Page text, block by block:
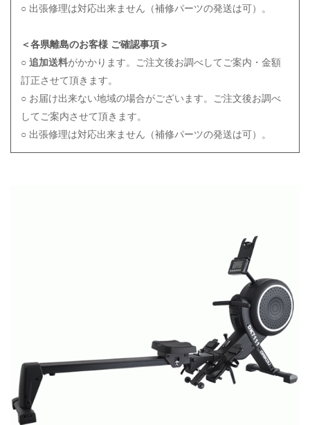
○ 出張修理は対応出来ません（補修パーツの発送は可）。
＜各県離島のお客様 ご確認事項＞
○ 追加送料がかかります。ご注文後お調べしてご案内・金額
訂正させて頂きます。
○ お届け出来ない地域の場合がございます。ご注文後お調べ
してご案内させて頂きます。
○ 出張修理は対応出来ません（補修パーツの発送は可）。